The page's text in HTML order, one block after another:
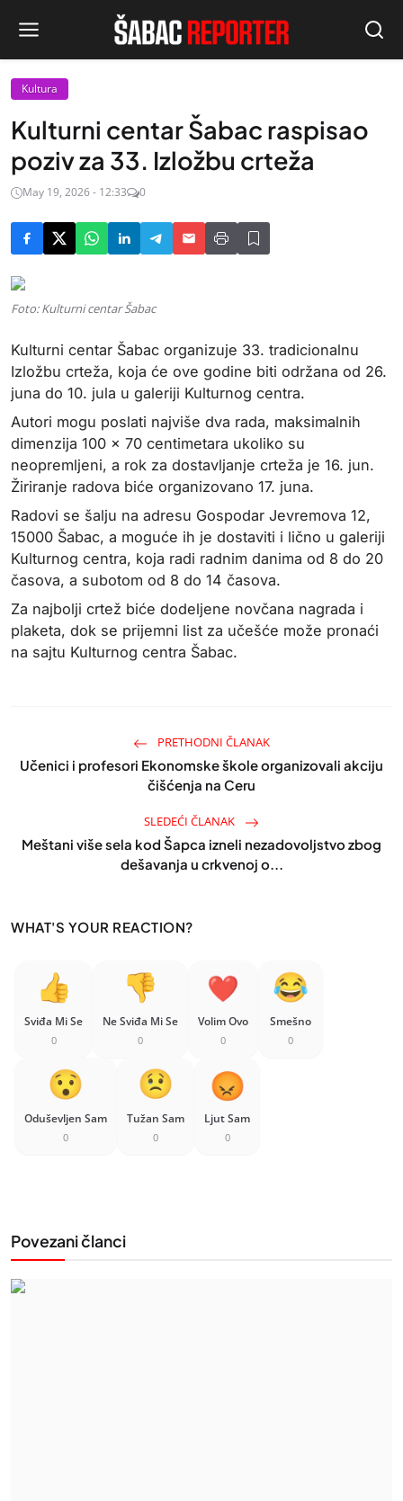
Kultura
Kulturni centar Šabac raspisao
poziv za 33. Izložbu crteža
May 19, 2026 - 12:33 0
Foto: Kulturni centar Šabac
Kulturni centar Šabac organizuje 33. tradicionalnu
Izložbu crteža, koja će ove godine biti održana od 26.
juna do 10. jula u galeriji Kulturnog centra.
Autori mogu poslati najviše dva rada, maksimalnih
dimenzija 100 × 70 centimetara ukoliko su
neopremljeni, a rok za dostavljanje crteža je 16. jun.
Žiriranje radova biće organizovano 17. juna.
Radovi se šalju na adresu Gospodar Jevremova 12,
15000 Šabac, a moguće ih je dostaviti i lično u galeriji
Kulturnog centra, koja radi radnim danima od 8 do 20
časova, a subotom od 8 do 14 časova.
Za najbolji crtež biće dodeljene novčana nagrada i
plaketa, dok se prijemni list za učešće može pronaći
na sajtu Kulturnog centra Šabac.
PRETHODNI ČLANAK
Učenici i profesori Ekonomske škole organizovali akciju
čišćenja na Ceru
SLEDEĆI ČLANAK
Meštani više sela kod Šapca izneli nezadovoljstvo zbog
dešavanja u crkvenoj o...
WHAT'S YOUR REACTION?
Sviđa Mi Se
0
Ne Sviđa Mi Se
0
Volim Ovo
0
Smešno
0
Oduševljen Sam
0
Tužan Sam
0
Ljut Sam
0
Povezani članci